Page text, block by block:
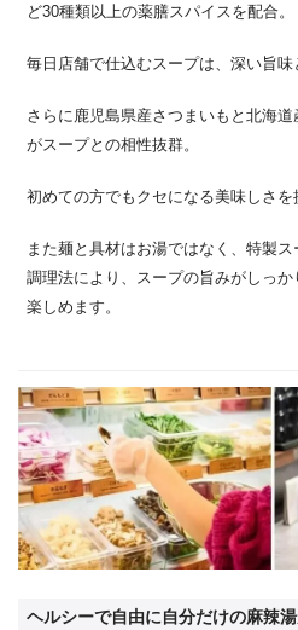
ど30種類以上の薬膳スパイスを配合。
毎日店舗で仕込むスープは、深い旨味
さらに鹿児島県産さつまいもと北海
がスープとの相性抜群。
初めての方でもクセになる美味しさを
また麺と具材はお湯ではなく、特製
調理法により、スープの旨みがしっ
楽しめます。
ヘルシーで自由に自分だけの麻辣